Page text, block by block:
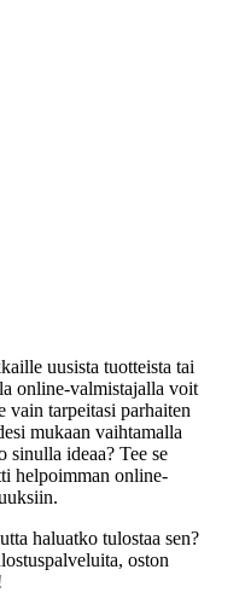
uusista tuotteista tai
online-valmistajalla voit
vain tarpeitasi parhaiten
mukaan vaihtamalla
ideaa? Tee se
helpoimman online-
haluatko tulostaa sen?
oston